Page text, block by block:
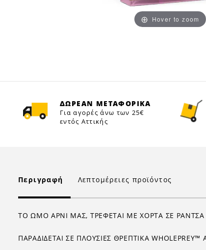
Hover to zoom
ΔΩΡΕΑΝ ΜΕΤΑΦΟΡΙΚΑ
Για αγορές άνω των 25€
εντός Αττικής
Περιγραφή Λεπτομέρειες προϊόντος
ΤΟ ΩΜΟ ΑΡΝΙ ΜΑΣ, ΤΡΕΦΕΤΑΙ ΜΕ ΧΟΡΤΑ ΣΕ
ΠΑΡΑΔΙΔΕΤΑΙ ΣΕ ΠΛΟΥΣΙΕΣ ΘΡΕΠΤΙΚΑ